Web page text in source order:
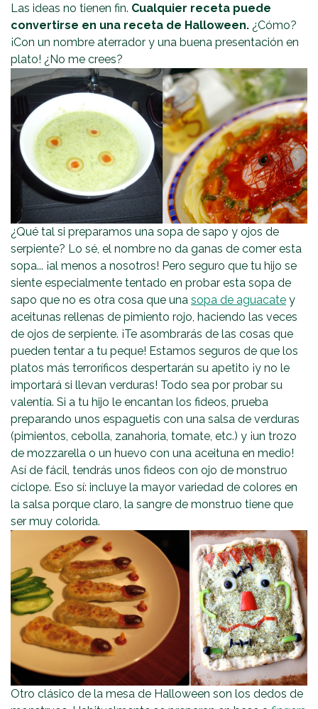
Las ideas no tienen fin. Cualquier receta puede
convertirse en una receta de Halloween. ¿Cómo?
¡Con un nombre aterrador y una buena presentación en
plato! ¿No me crees?
¿Qué tal si preparamos una sopa de sapo y ojos de
serpiente? Lo sé, el nombre no da ganas de comer esta
sopa... ¡al menos a nosotros! Pero seguro que tu hijo se
siente especialmente tentado en probar esta sopa de
sapo que no es otra cosa que una sopa de aguacate y
aceitunas rellenas de pimiento rojo, haciendo las veces
de ojos de serpiente. ¡Te asombrarás de las cosas que
pueden tentar a tu peque! Estamos seguros de que los
platos más terroríficos despertarán su apetito ¡y no le
importará si llevan verduras! Todo sea por probar su
valentía. Si a tu hijo le encantan los fideos, prueba
preparando unos espaguetis con una salsa de verduras
(pimientos, cebolla, zanahoria, tomate, etc.) y ¡un trozo
de mozzarella o un huevo con una aceituna en medio!
Así de fácil, tendrás unos fideos con ojo de monstruo
cíclope. Eso sí: incluye la mayor variedad de colores en
la salsa porque claro, la sangre de monstruo tiene que
ser muy colorida.
Otro clásico de la mesa de Halloween son los dedos de